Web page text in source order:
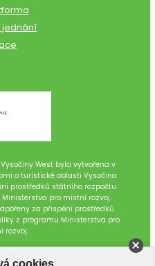
jednání
West byla vytvořena v
o turistické oblasti Vysočina
prostředků státního rozpočtu
pro místní rozvoj.
za přispění prostředků
z programu Ministerstva pro
rozvoj.